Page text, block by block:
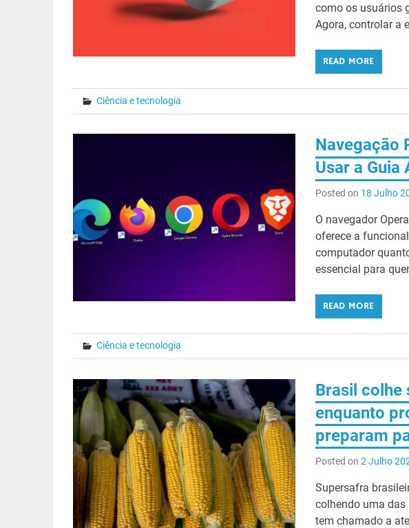
como os usuários
Agora, controlar a
READ MORE
Ciência e tecnologia
Navegação
Usar a Guia
Posted on 18 Julho
O navegador
oferece a
computador
essencial para
READ MORE
Ciência e tecnologia
Brasil colhe
enquanto
preparam
Posted on2 Julho
Supersafra
colhendo uma
tem chamado a